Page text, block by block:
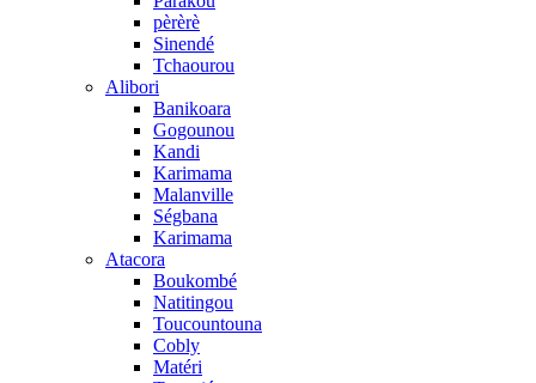
pèrèrè
Sinendé
Tchaourou
Alibori
Banikoara
Gogounou
Kandi
Karimama
Malanville
Ségbana
Karimama
Atacora
Boukombé
Natitingou
Toucountouna
Cobly
Matéri